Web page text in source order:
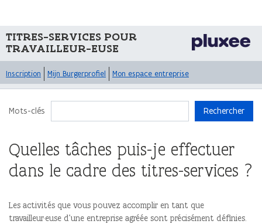
TITRES-SERVICES POUR
TRAVAILLEUR-EUSE
Inscription Mijn Burgerprofiel Mon espace entreprise
Mots-clés Rechercher
Quelles tâches puis-je effectuer
dans le cadre des titres-services ?
Les activités que vous pouvez accomplir en tant que
travailleur·euse d’une entreprise agréée sont précisément définies.